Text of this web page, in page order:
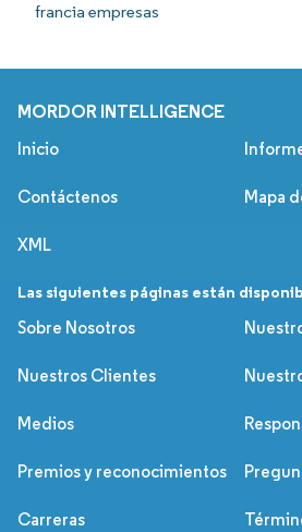
francia empresas
MORDOR INTELLIGENCE
Inicio
Contáctenos Mapa
XML
Las siguientes páginas están
Sobre Nosotros
Nuestros Clientes
Medios
Premios y reconocimientos
Carreras